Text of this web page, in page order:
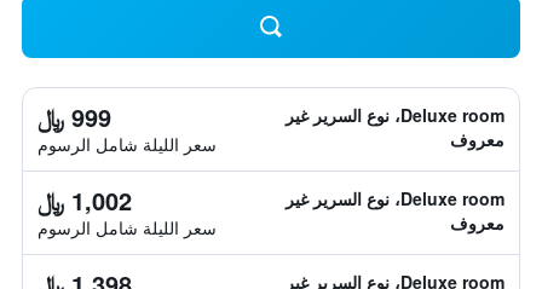
Deluxe room، نوع السرير غير
معروف
999 ﷼
سعر الليلة شامل الرسوم
Deluxe room، نوع السرير غير
معروف
1,002 ﷼
سعر الليلة شامل الرسوم
Deluxe room، نوع السرير غير